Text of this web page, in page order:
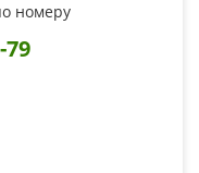
номеру
79